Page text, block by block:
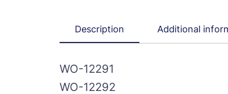
Description Additional
WO-12291
WO-12292